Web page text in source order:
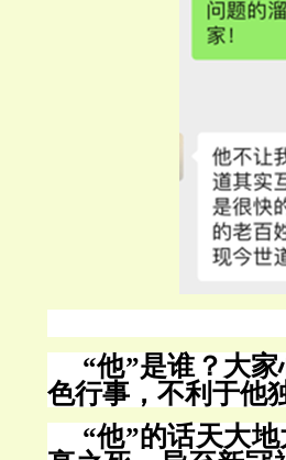
“他”是谁？大
色行事，不利于他
“他”的话天大地